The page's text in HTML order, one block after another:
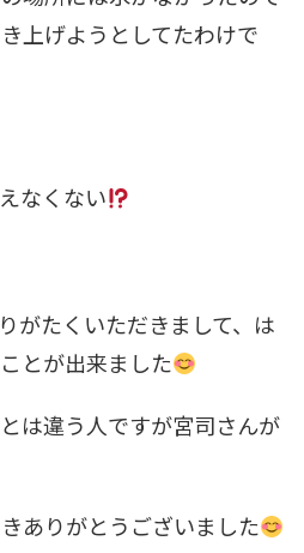
上げようとしてたわけで
なくない
がたくいただきまして、は
とが出来ました
は違う人ですが宮司さんが
ありがとうございました